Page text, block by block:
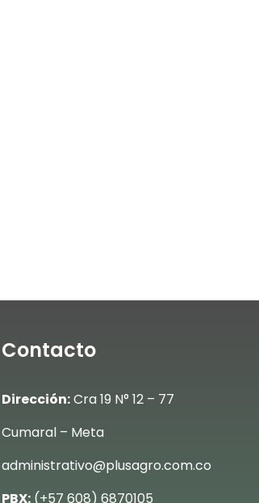
Contacto
Dirección:Cra 19 N° 12 – 77
Cumaral – Meta
administrativo@plusagro.com.co
PBX:(+57 608) 6870105